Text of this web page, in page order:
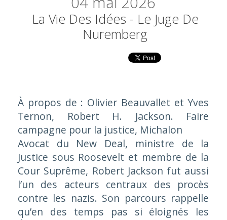
La Vie Des Idées - Le Juge De
Nuremberg
À propos de : Olivier Beauvallet et Yves
Ternon, Robert H. Jackson. Faire
campagne pour la justice, Michalon
Avocat du New Deal, ministre de la
Justice sous Roosevelt et membre de la
Cour Suprême, Robert Jackson fut aussi
l’un des acteurs centraux des procès
contre les nazis. Son parcours rappelle
qu’en des temps pas si éloignés les